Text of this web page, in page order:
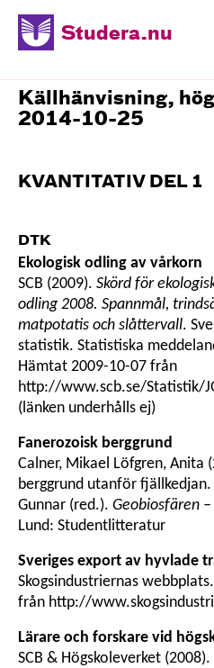
Studera.nu
Källhänvisning,
2014-10-25
KVANTITATIV DEL 1
DTK
Ekologisk odling av vårkorn
SCB (2009). Skörd för
odling 2008. Spannmål,
matpotatis och slåttervall.
statistik. Statistiska
Hämtat 2009-10-07 från
http://www.scb.se/Statistik/
(länken underhålls ej)
Fanerozoisk berggrund
Calner, Mikael Löfgren, Anita
berggrund utanför fjällkedjan.
Gunnar (red.). Geobiosfären
Lund: Studentlitteratur
Sveriges export av hyvlade
Skogsindustriernas
från http://
Lärare och forskare vid
SCB & Högskoleverket (2008).